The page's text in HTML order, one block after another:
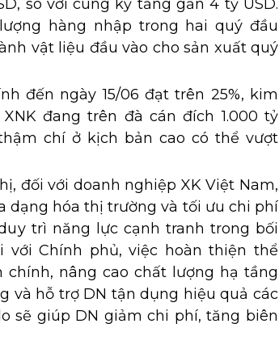
so với cùng kỳ tăng gần 4 tỷ USD.
hàng nhập trong hai quý đầu
vật liệu đầu vào cho sản xuất quý
đến ngày 15/06 đạt trên 25%, kim
đang trên đà cán đích 1.000 tỷ
chí ở kịch bản cao có thể vượt
đối với doanh nghiệp XK Việt Nam,
dạng hóa thị trường và tối ưu chi phí
trì năng lực cạnh tranh trong bối
với Chính phủ, việc hoàn thiện thể
chính, nâng cao chất lượng hạ tầng
và hỗ trợ DN tận dụng hiệu quả các
sẽ giúp DN giảm chi phí, tăng biên